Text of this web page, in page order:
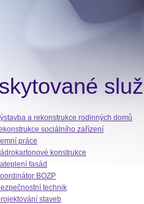
a rekonstrukce rodinných domů
sociálního zařízení
práce
konstrukce
fasád
BOZP
technik
staveb